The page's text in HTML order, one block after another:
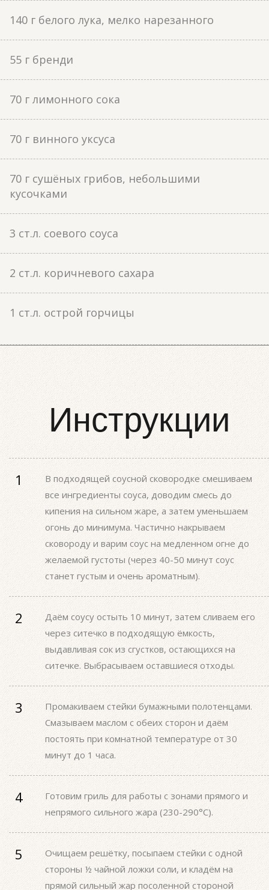
140 г белого лука, мелко нарезанного
55 г бренди
70 г лимонного сока
70 г винного уксуса
70 г сушёных грибов, небольшими
кусочками
3 ст.л. соевого соуса
2 ст.л. коричневого сахара
1 ст.л. острой горчицы
Инструкции
В подходящей соусной сковородке смешиваем
все ингредиенты соуса, доводим смесь до
кипения на сильном жаре, а затем уменьшаем
огонь до минимума. Частично накрываем
сковороду и варим соус на медленном огне до
желаемой густоты (через 40-50 минут соус
станет густым и очень ароматным).
Даём соусу остыть 10 минут, затем сливаем его
через ситечко в подходящую ёмкость,
выдавливая сок из сгустков, остающихся на
ситечке. Выбрасываем оставшиеся отходы.
Промакиваем стейки бумажными полотенцами.
Смазываем маслом с обеих сторон и даём
постоять при комнатной температуре от 30
минут до 1 часа.
Готовим гриль для работы с зонами прямого и
непрямого сильного жара (230-290°С).
Очищаем решётку, посыпаем стейки с одной
стороны ½ чайной ложки соли, и кладём на
прямой сильный жар посоленной стороной